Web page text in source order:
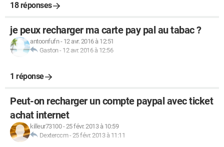
18 réponses
je peux recharger ma carte pay pal au tabac ?
antoonfufn- 12 avr. 2016 à 12:51
Gaston- 12 avr. 2016 à 12:56
1 réponse
Peut-on recharger un compte paypal avec ticket
achat internet
killeur73100-25 févr. 2013 à 10:59
Dexterccm-25 févr. 2013 à 11:11